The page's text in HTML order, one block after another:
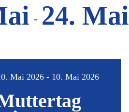
- 24. Mai
Mai 2026 - 10. Mai 2026